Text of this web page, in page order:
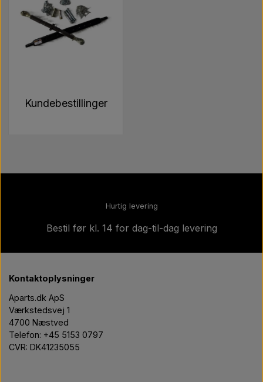
Kundebestillinger
Hurtig levering
Bestil før kl. 14 for dag-til-dag levering
Kontaktoplysninger
Aparts.dk ApS
Værkstedsvej 1
4700 Næstved
Telefon: +45 5153 0797
CVR: DK41235055